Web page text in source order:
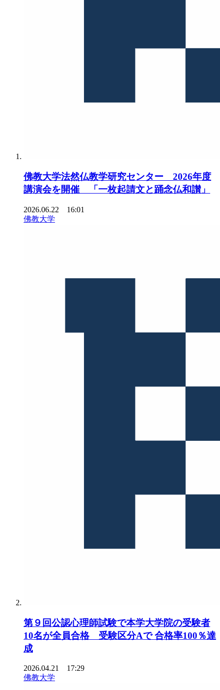
佛教大学法然仏教学研究センター 2026年度
講演会を開催 「一枚起請文と踊念仏和讃」
2026.06.22 16:01
佛教大学
第９回公認心理師試験で本学大学院の受験者
10名が全員合格 受験区分Aで 合格率100％達
成
2026.04.21 17:29
佛教大学